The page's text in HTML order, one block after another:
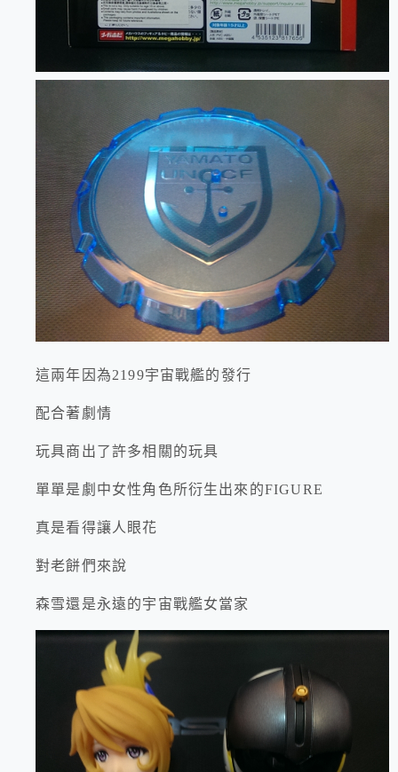
這兩年因為2199宇宙戰艦的發行
配合著劇情
玩具商出了許多相關的玩具
單單是劇中女性角色所衍生出來的FIGURE
真是看得讓人眼花
對老餅們來說
森雪還是永遠的宇宙戰艦女當家